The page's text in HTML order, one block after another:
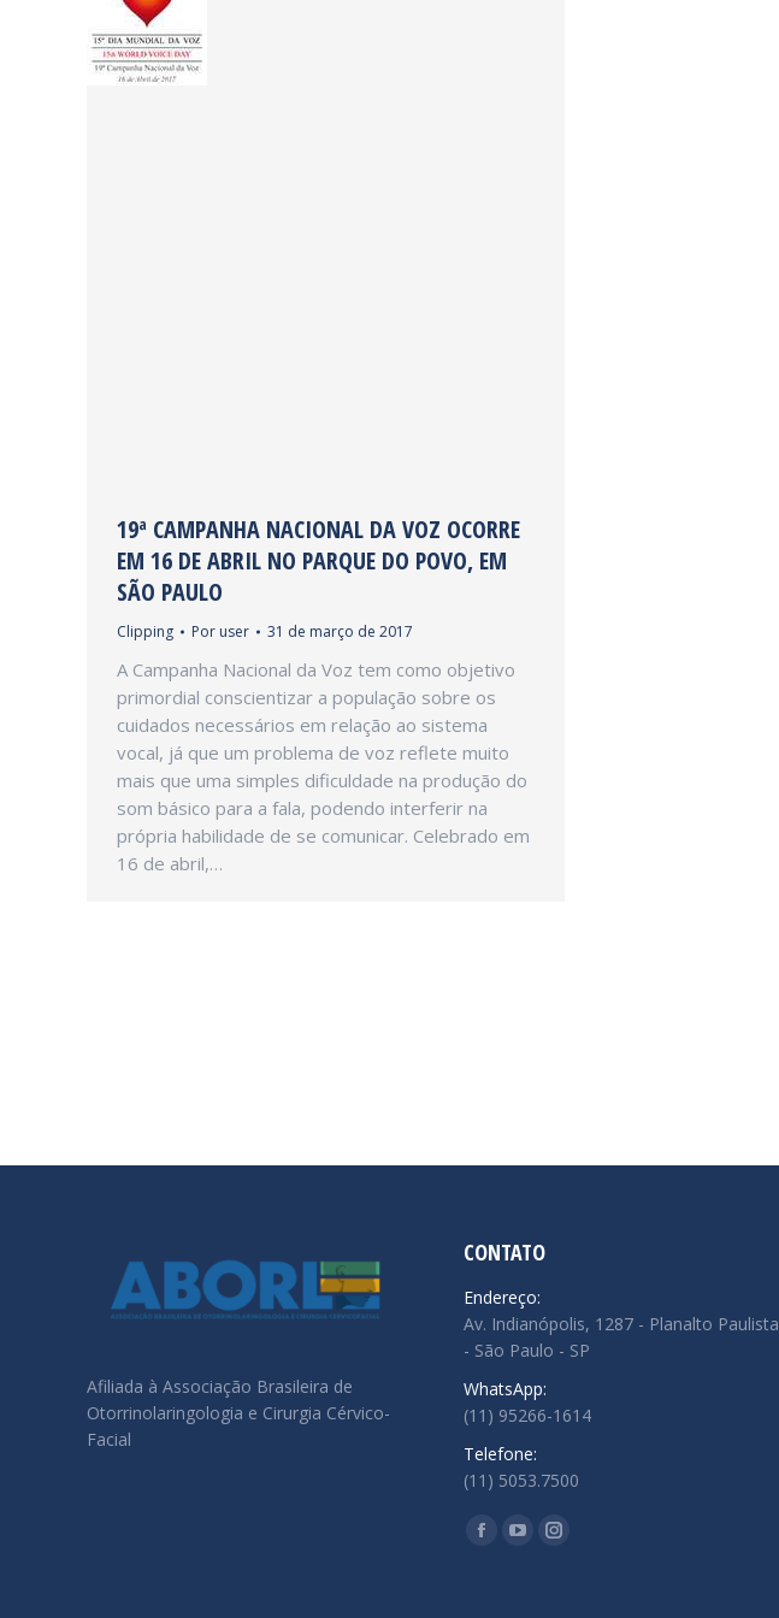
19ª CAMPANHA NACIONAL DA VOZ OCORRE
EM 16 DE ABRIL NO PARQUE DO POVO, EM
SÃO PAULO
Clipping Por user 31 de março de 2017
A Campanha Nacional da Voz tem como objetivo
primordial conscientizar a população sobre os
cuidados necessários em relação ao sistema
vocal, já que um problema de voz reflete muito
mais que uma simples dificuldade na produção do
som básico para a fala, podendo interferir na
própria habilidade de se comunicar. Celebrado em
16 de abril,…
Afiliada à Associação Brasileira de
Otorrinolaringologia e Cirurgia Cérvico-
Facial
CONTATO
Endereço:
Av. Indianópolis, 1287 - Planalto Paulista
- São Paulo - SP
WhatsApp:
(11) 95266-1614
Telefone:
(11) 5053.7500
Encontre-nos em:
Facebook
YouTubeInstagram